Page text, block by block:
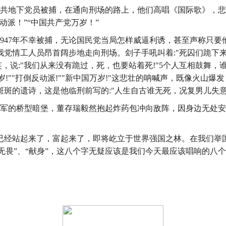
下党员被捕，在通向刑场的路上，他们高唱《国际歌》，
派！”“中国共产党万岁！”
不幸被捕，无论国民党当局怎样威逼利诱，甚至声称只要
情工人员昂首阔步地走向刑场。刽子手吼叫着:"死囚们跪
说:"我们从来没有跪过，死，也要站着死!"5个人互相鼓舞，
!""打倒反动派!""新中国万岁!"这悲壮的呐喊声，既像火山
的遗诗，这是他临刑前写的:"人生自古谁无死，况复男儿失
桥型暗堡，董存瑞毅然抱起炸药包冲向敌阵，因身边无处
起来了，富起来了，即将屹立于世界强国之林。在我们举
”、“献身”，这八个字无疑应该是我们今天最应该唱响的八